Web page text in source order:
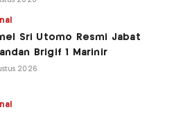
Sri Utomo Resmi Jabat
Brigif 1 Marinir
2026